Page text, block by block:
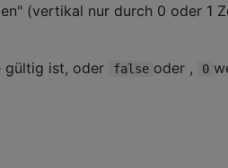
(vertikal nur durch 0 oder 1
gültig ist, oder false oder , 0